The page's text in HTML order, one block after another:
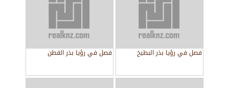
فصل في رؤيا بذر البطيخ فصل في رؤيا بذر القطن